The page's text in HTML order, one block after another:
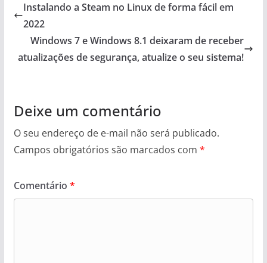
Instalando a Steam no Linux de forma fácil em
2022
Windows 7 e Windows 8.1 deixaram de receber
atualizações de segurança, atualize o seu sistema!
Deixe um comentário
O seu endereço de e-mail não será publicado.
Campos obrigatórios são marcados com *
Comentário *